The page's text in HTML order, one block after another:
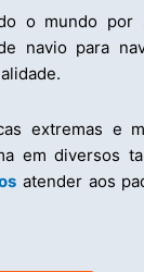
o mundo por
navio para
extremas e
em diversos
atender aos